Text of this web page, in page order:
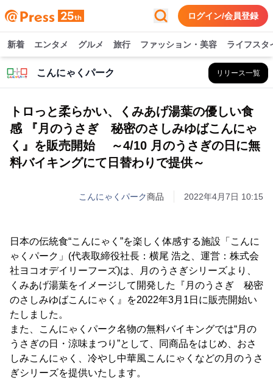
ログイン/会員登録
新着 エンタメ グルメ 旅行 ファッション・美容 ライフスタ
こんにゃくパーク リリース一覧
トロっと柔らかい、くみあげ湯葉の優しい食
感 『月のうさぎ 秘密のさしみゆばこんにゃ
く』を販売開始 ～4/10 月のうさぎの日に無
料バイキングにて日替わりで提供～
こんにゃくパーク商品 2022年4月7日 10:15
日本の伝統食“こんにゃく”を楽しく体感する施設「こんに
ゃくパーク」(代表取締役社長：横尾 浩之、運営：株式会
社ヨコオデイリーフーズ)は、月のうさぎシリーズより、
くみあげ湯葉をイメージして開発した『月のうさぎ 秘密
のさしみゆばこんにゃく』を2022年3月1日に販売開始い
たしました。
また、こんにゃくパーク名物の無料バイキングでは“月の
うさぎの日・涼味まつり”として、同商品をはじめ、おさ
しみこんにゃく、冷やし中華風こんにゃくなどの月のうさ
ぎシリーズを提供いたします。